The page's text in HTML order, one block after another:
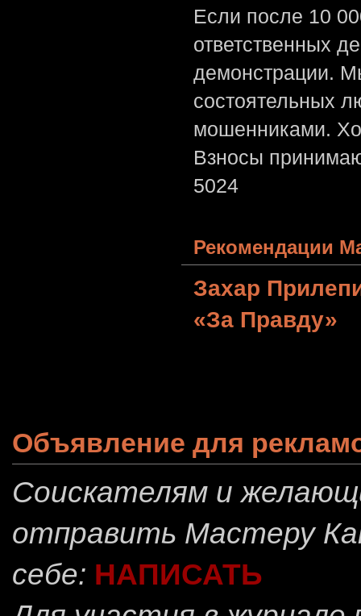
Если после 10
ответственных
демонстрации.
состоятельных
мошенниками.
Взносы
5024
Рекомендации
Захар
«За Правду»
Объявление для
Соискателям и
отправить Мастеру
себе: НАПИСАТЬ